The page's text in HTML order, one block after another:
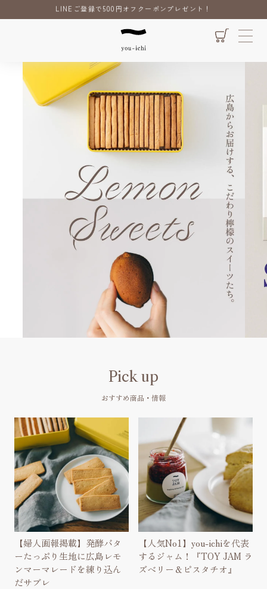
LINEご登録で500円オフクーポンプレゼント！
Pick up
おすすめ商品・情報
【婦人画報掲載】発酵バタ
ーたっぷり生地に広島レモ
ンマーマレードを練り込ん
だサブレ
【人気No1】you-ichiを代表
するジャム！『TOY JAM ラ
ズベリー＆ピスタチオ』